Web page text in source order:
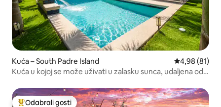
Kuća – South Padre Island Prosječna
4,98 (81)
Kuća u kojoj se može uživati u zalasku sunca, udaljena od
Odabrali gosti